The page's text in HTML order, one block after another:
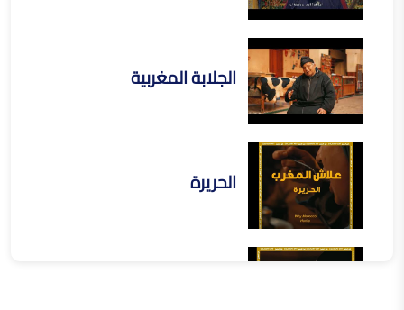
الجلابة المغربية
الحريرة